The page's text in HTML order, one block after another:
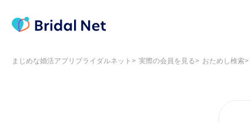
まじめな婚活アプリブライダルネット 実際の会員を見る おためし検索